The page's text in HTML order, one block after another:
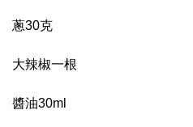
蔥30克
大辣椒一根
醬油30ml